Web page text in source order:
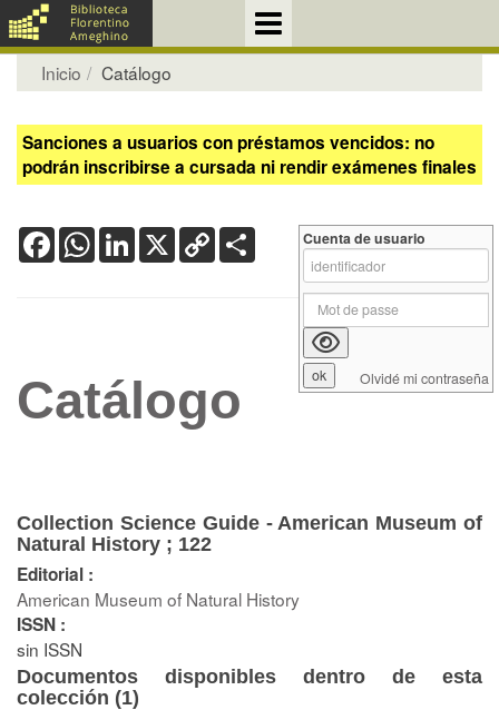
Inicio Catálogo
Sanciones a usuarios con préstamos vencidos: no
podrán inscribirse a cursada ni rendir exámenes finales
FacebookWhatsApp
LinkedIn
X Copy
Link
Catálogo
Collection Science Guide - American Museum of
Natural History ; 122
Editorial :
American Museum of Natural History
ISSN :
sin ISSN
Documentos disponibles dentro de esta
colección (1)
Cuenta de usuario
Olvidé mi contraseña